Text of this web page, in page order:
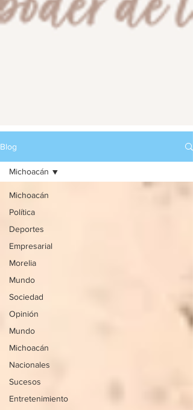
Blog
Michoacán
Política
Deportes
Empresarial
Morelia
Mundo
Sociedad
Opinión
Mundo
Michoacán
Nacionales
Sucesos
Entretenimiento
Michoacán